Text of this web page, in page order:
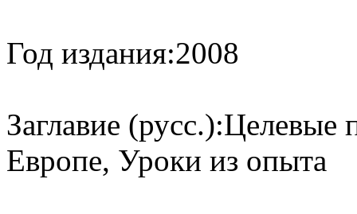
Год издания:2008
Заглавие (русс.):Целевые
Европе, Уроки из опыта